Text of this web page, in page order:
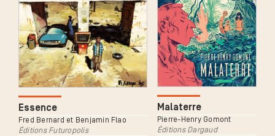
Essence
Fred Bernard et Benjamin Flao
Éditions Futuropolis
Malaterre
Pierre-Henry Gomont
Éditions Dargaud